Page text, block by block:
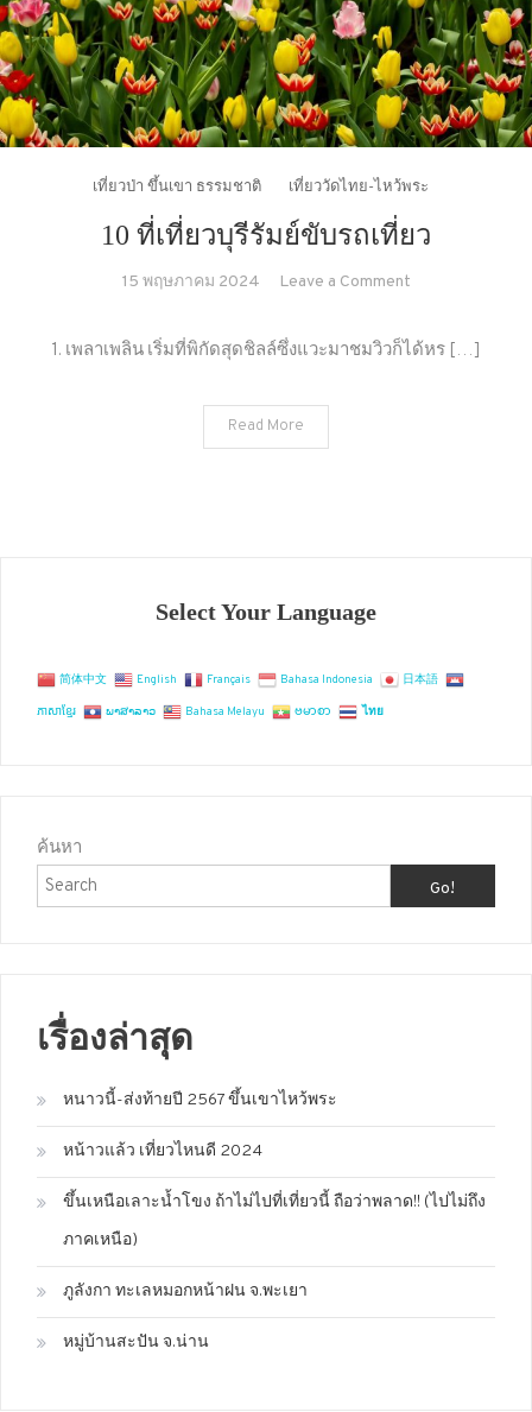
เที่ยวป่า ขึ้นเขา ธรรมชาติ เที่ยววัดไทย-ไหว้พระ
10 ที่เที่ยวบุรีรัมย์ขับรถเที่ยว
15 พฤษภาคม 2024 Leave a Commenton
ที่
1. เพลาเพลิน เริ่มที่พิกัดสุดชิลล์ซึ่งแวะมาชมวิวก็ได้หร […]
Read More
Select Your Language
简体中文 English Français Bahasa Indonesia 日本語
ភាសាខ្មែរ ພາສາລາວ Bahasa Melayu ဗမာစာ ไทย
ค้นหา
Go!
เรื่องล่าสุด
หนาวนี้-ส่งท้ายปี 2567 ขึ้นเขาไหว้พระ
หน้าวแล้ว เที่ยวไหนดี 2024
ขึ้นเหนือเลาะน้ำโขง ถ้าไม่ไปที่เที่ยวนี้ ถือว่าพลาด!! (ไปไม่ถึง
ภาคเหนือ)
ภูลังกา ทะเลหมอกหน้าฝน จ.พะเยา
หมู่บ้านสะปัน จ.น่าน